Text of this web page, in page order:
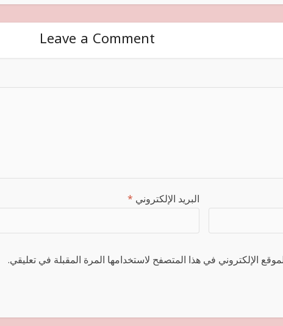
Leave a Comment
البريد الإلكتروني *
الإلكتروني في هذا المتصفح لاستخدامها المرة المقبلة في تعليقي.